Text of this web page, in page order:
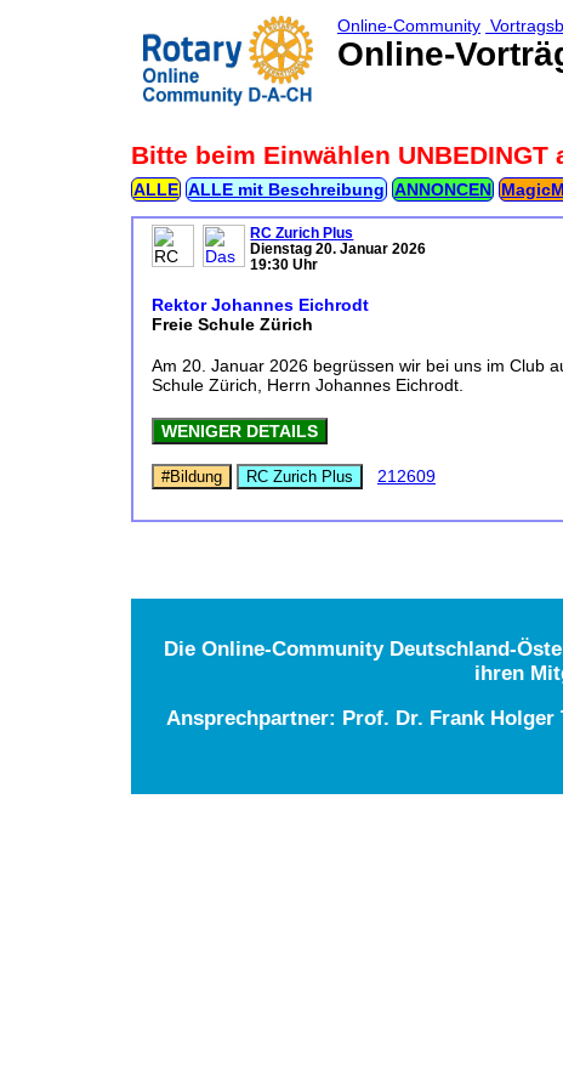
Online-Community
Online-
Bitte beim Einwählen UNBEDINGT
ALLE ALLE mit Beschreibung ANNONCEN
RC Zurich Plus
Dienstag 20. Januar 2026
19:30 Uhr
Rektor Johannes Eichrodt
Freie Schule Zürich
Am 20. Januar 2026 begrüssen wir bei uns im Club
Schule Zürich, Herrn Johannes Eichrodt.
WENIGER DETAILS
#Bildung RC Zurich Plus 212609
Die Online-Community Deutschland-
ihren
Ansprechpartner: Prof. Dr. Frank